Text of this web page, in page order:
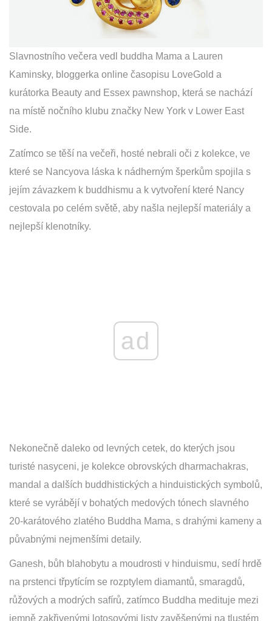
Slavnostního večera vedl buddha Mama a Lauren
Kaminsky, bloggerka online časopisu LoveGold a
kurátorka Beauty and Essex pawnshop, která se nachází
na místě nočního klubu značky New York v Lower East
Side.
Zatímco se těší na večeři, hosté nebrali oči z kolekce, ve
které se Nancyova láska k nádherným šperkům spojila s
jejím závazkem k buddhismu a k vytvoření které Nancy
cestovala po celém světě, aby našla nejlepší materiály a
nejlepší klenotníky.
ad
Nekonečně daleko od levných cetek, do kterých jsou
turisté nasyceni, je kolekce obrovských dharmachakras,
mandal a dalších buddhistických a hinduistických symbolů,
které se vyrábějí v bohatých medových tónech slavného
20-karátového zlatého Buddha Mama, s drahými kameny a
půvabnými nejmenšími detaily.
Ganesh, bůh blahobytu a moudrosti v hinduismu, sedí hrdě
na prstenci třpytícím se rozptylem diamantů, smaragdů,
růžových a modrých safírů, zatímco Buddha medituje mezi
jemně zakřivenými lotosovými listy zavěšenými na tlustém